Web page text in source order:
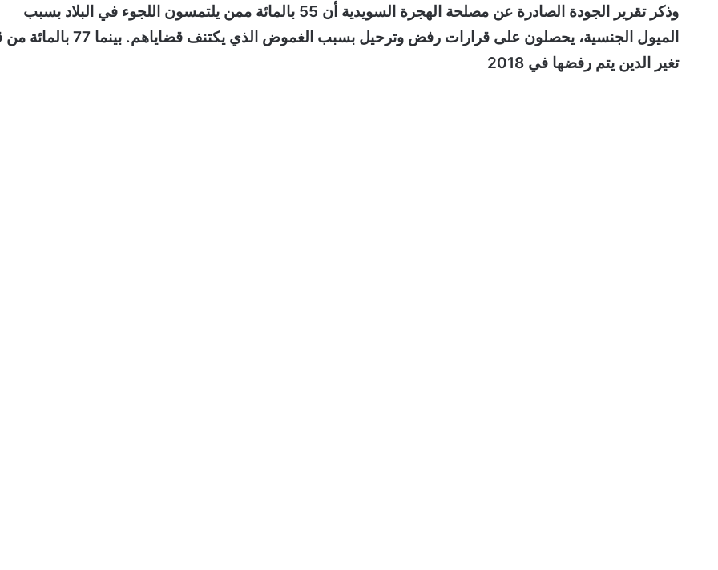
وذكر تقرير الجودة الصادرة عن مصلحة الهجرة السويدية أن 55 بالمائة ممن يلتمسون اللجوء في البلاد بسبب
الميول الجنسية، يحصلون على قرارات رفض وترحيل بسبب الغموض الذي يكتنف قضاياهم.
تغير الدين يتم رفضها في 2018